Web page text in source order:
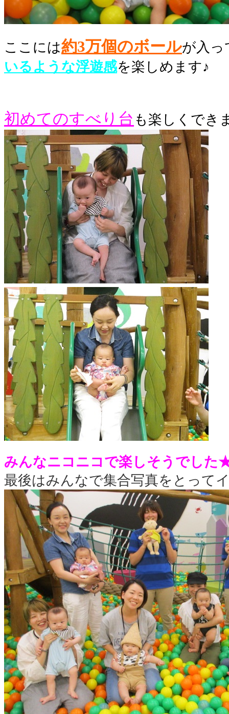
ここには約3万個のボールが入っ
いるような浮遊感を楽しめます♪
初めてのすべり台 も楽しくでき
みんなニコニコで楽しそうでした
最後はみんなで集合写真をとって